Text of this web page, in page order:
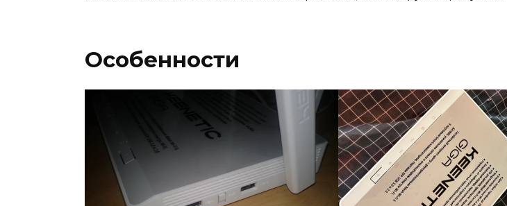
Особенности